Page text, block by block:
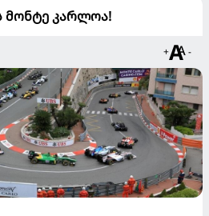
მონტე კარლოა!
+ -